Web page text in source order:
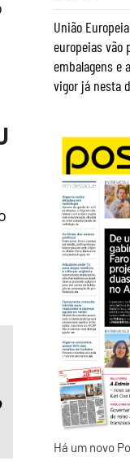
União
europeias vão
embalagens e
vigor já nesta
Há um novo